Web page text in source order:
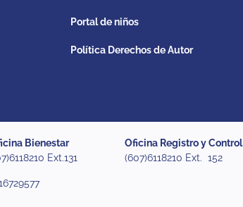
Portal de niños
Política Derechos de Autor
Bienestar
Ext.131
Oficina Registro y Control
(607)6118210 Ext. 152